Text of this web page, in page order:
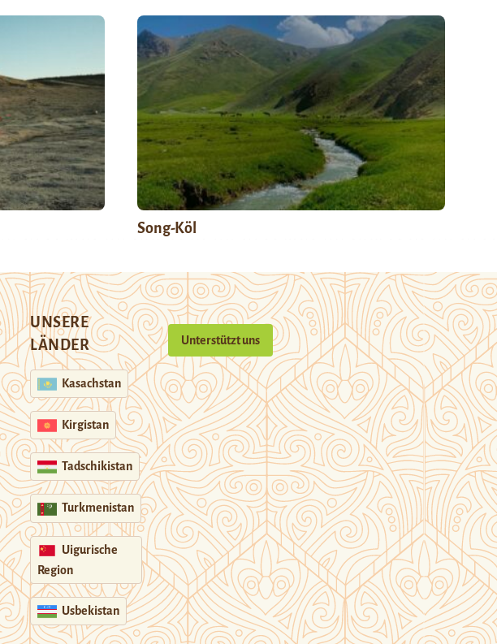
Song-Köl
UNSERE
LÄNDER
Kasachstan
Kirgistan
Tadschikistan
Turkmenistan
Uigurische
Region
Usbekistan
Unterstützt uns